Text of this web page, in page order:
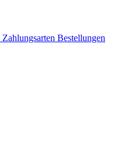
Zahlungsarten Bestellungen